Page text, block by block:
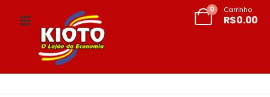
0 Carrinho
R$0.00